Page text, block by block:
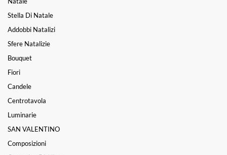
Stella Di Natale
Addobbi Natalizi
Sfere Natalizie
Bouquet
Fiori
Candele
Centrotavola
Luminarie
SAN VALENTINO
Composizioni